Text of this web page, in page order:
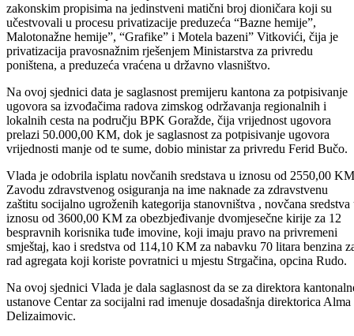
Vlada BPK Goražde na ovoj sjednici usvojila je zaključak po kojem
naložila direktoru Agencije za privatizaciju BPK Goražde da odmah
utvrdi način i izvrši povrat uplaćenih certifikata u skladu sa važećim
zakonskim propisima na jedinstveni matični broj dioničara koji su
učestvovali u procesu privatizacije preduzeća “Bazne hemije”,
privatizacija pravosnažnim rješenjem Ministarstva za privredu
poništena, a preduzeća vraćena u državno vlasništvo.
Na ovoj sjednici data je saglasnost premijeru kantona za potpisivanje
ugovora sa izvođačima radova zimskog održavanja regionalnih i
prelazi 50.000,00 KM, dok je saglasnost za potpisivanje ugovora
vrijednosti manje od te sume, dobio ministar za privredu Ferid Bučo.
Vlada je odobrila isplatu novčanih sredstava u iznosu od 2550,00 KM
Zavodu zdravstvenog osiguranja na ime naknade za zdravstvenu
zaštitu socijalno ugroženih kategorija stanovništva , novčana sredstva
iznosu od 3600,00 KM za obezbjeđivanje dvomjesečne kirije za 12
smještaj, kao i sredstva od 114,10 KM za nabavku 70 litara benzina
rad agregata koji koriste povratnici u mjestu Strgačina, opcina Rudo.